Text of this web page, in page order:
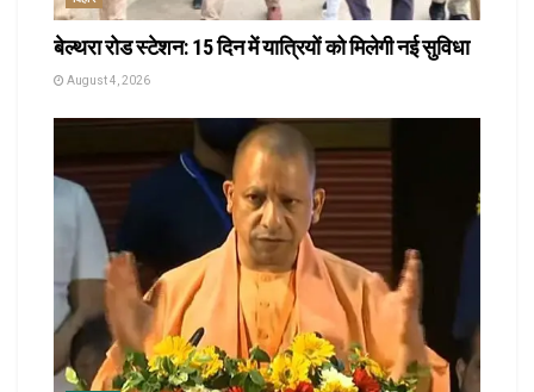
बेल्थरा रोड स्टेशन: 15 दिन में यात्रियों को मिलेगी नई सुविधा
August 4, 2026